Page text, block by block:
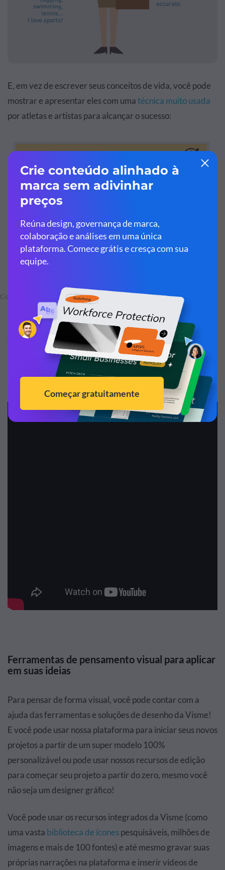
E, em vez de escrever seus conceitos de vida, você pode
mostrar e apresentar eles com umatécnica muito usada
por atletas e artistas para alcançar o sucesso:
Combine texto e ícones como este usando aVisme
Se estiver se perguntando se essa é um processo muito
demorado ou difícil para alguém com pouca ou nenhuma
habilidade em design, aqui está um tutorial passo a passo
que demonstra como é fácil personalizar um modelo de
história de vida na Visme:
Ferramentas de pensamento visual para aplicar
em suas ideias
Para pensar de forma visual, você pode contar com a
ajuda das ferramentas e soluções de desenho da Visme!
E você pode usar nossa plataforma para iniciar seus novos
projetos a partir de um super modelo 100%
personalizável ou pode usar nossos recursos de edição
para começar seu projeto a partir do zero, mesmo você
não seja um designer gráfico!
Você pode usar os recursos integrados da Visme (como
uma vasta biblioteca de íconespesquisáveis, milhões de
imagens e mais de 100 fontes) e até mesmo gravar suas
próprias narrações na plataforma e inserir vídeos de